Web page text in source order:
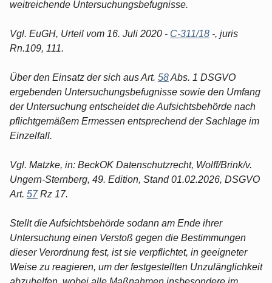
weitreichende Untersuchungsbefugnisse.
Vgl. EuGH, Urteil vom 16. Juli 2020 - C-311/18 -, juris
Rn.109, 111.
Über den Einsatz der sich aus Art. 58Abs. 1 DSGVO
ergebenden Untersuchungsbefugnisse sowie den Umfang
der Untersuchung entscheidet die Aufsichtsbehörde nach
pflichtgemäßem Ermessen entsprechend der Sachlage im
Einzelfall.
Vgl. Matzke, in: BeckOK Datenschutzrecht, Wolff/Brink/v.
Ungern-Sternberg, 49. Edition, Stand 01.02.2026, DSGVO
Art. 57Rz 17.
Stellt die Aufsichtsbehörde sodann am Ende ihrer
Untersuchung einen Verstoß gegen die Bestimmungen
dieser Verordnung fest, ist sie verpflichtet, in geeigneter
Weise zu reagieren, um der festgestellten Unzulänglichkeit